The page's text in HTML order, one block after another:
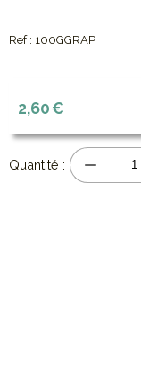
Ref : 100GGRAP
2,60€
Quantité :